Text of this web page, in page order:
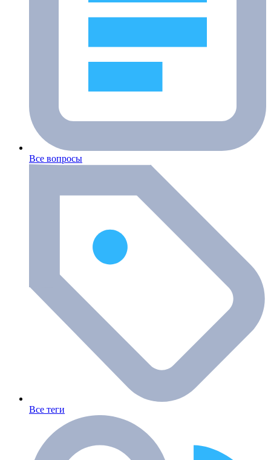
Все вопросы
Все теги